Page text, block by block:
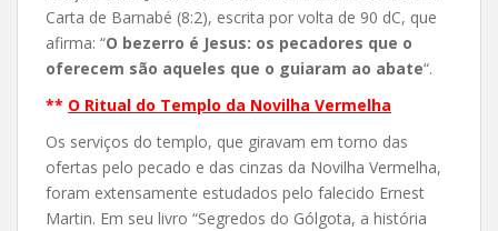
Carta de Barnabé (8:2), escrita por volta de 90 dC, que
afirma: “O bezerro é Jesus: os pecadores que o
oferecem são aqueles que o guiaram ao abate“.
** O Ritual do Templo da Novilha Vermelha
Os serviços do templo, que giravam em torno das
ofertas pelo pecado e das cinzas da Novilha Vermelha,
foram extensamente estudados pelo falecido Ernest
Martin. Em seu livro “Segredos do Gólgota, a história